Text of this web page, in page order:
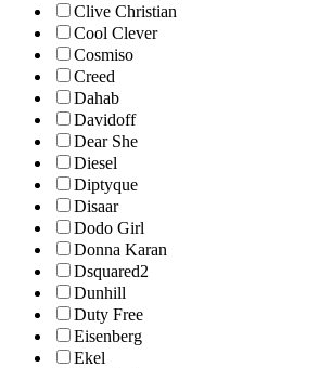
Clive Christian
Cool Clever
Cosmiso
Creed
Dahab
Davidoff
Dear She
Diesel
Diptyque
Disaar
Dodo Girl
Donna Karan
Dsquared2
Dunhill
Duty Free
Eisenberg
Ekel